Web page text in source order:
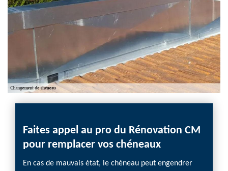
Faites appel au pro du Rénovation CM
pour remplacer vos chéneaux
En cas de mauvais état, le chéneau peut engendrer